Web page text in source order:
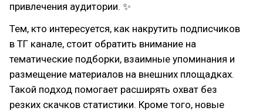
привлечения аудитории. ✨
Тем, кто интересуется, как накрутить подписчиков
в ТГ канале, стоит обратить внимание на
тематические подборки, взаимные упоминания и
размещение материалов на внешних площадках.
Такой подход помогает расширять охват без
резких скачков статистики. Кроме того, новые